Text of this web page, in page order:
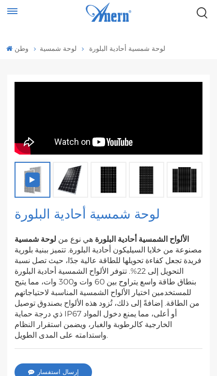
وطن لوحة شمسية لوحة شمسية أحادية البلورة
لوحة شمسية أحادية البلورة
الألواح الشمسية أحادية البلورة هي نوع من لوحة شمسية
مصنوعة من خلايا السيليكون أحادية البلورة. تتميز ببنية بلورية
فريدة تجعل كفاءة تحويلها للطاقة عالية جدًا، حيث تصل نسبة
التحويل إلى 22%. تتوفر الألواح الشمسية أحادية البلورة
بنطاق طاقة واسع يتراوح بين 60 وات و300 وات، مما يتيح
للمستخدمين اختيار الألواح الشمسية المناسبة لاحتياجاتهم
من الطاقة. إضافةً إلى ذلك، تُزود هذه الألواح بصندوق توصيل
ذي درجة حماية IP67 أو أعلى، مما يمنع دخول المواد
الخارجية كالرطوبة والغبار، ويضمن استقرار النظام
واستدامته على المدى الطويل.
إرسال استفسار